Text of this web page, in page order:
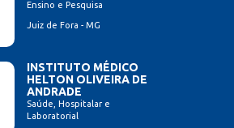
Ensino e Pesquisa
Juiz de Fora - MG
INSTITUTO MÉDICO
HELTON OLIVEIRA DE
ANDRADE
Saúde, Hospitalar e
Laboratorial